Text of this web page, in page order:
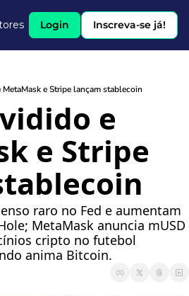
Login Inscreva-se já!
e Stripe lançam stablecoin
e
e Stripe
raro no Fed e aumentam
MetaMask anuncia mUSD
cripto no futebol
anima Bitcoin.